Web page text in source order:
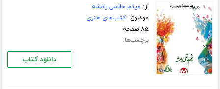
از: ميثم حاتمی رامشه
موضوع:کتاب‌های هنری
۸۵ صفحه
برچسب‌ها:
دانلود کتاب